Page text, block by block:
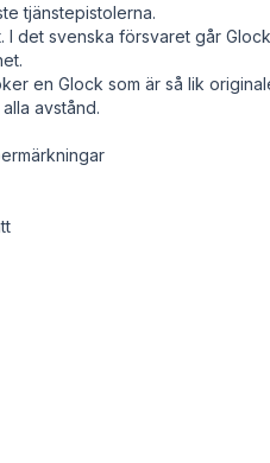
tjänstepistolerna.
det svenska försvaret går
en Glock som är så lik
avstånd.